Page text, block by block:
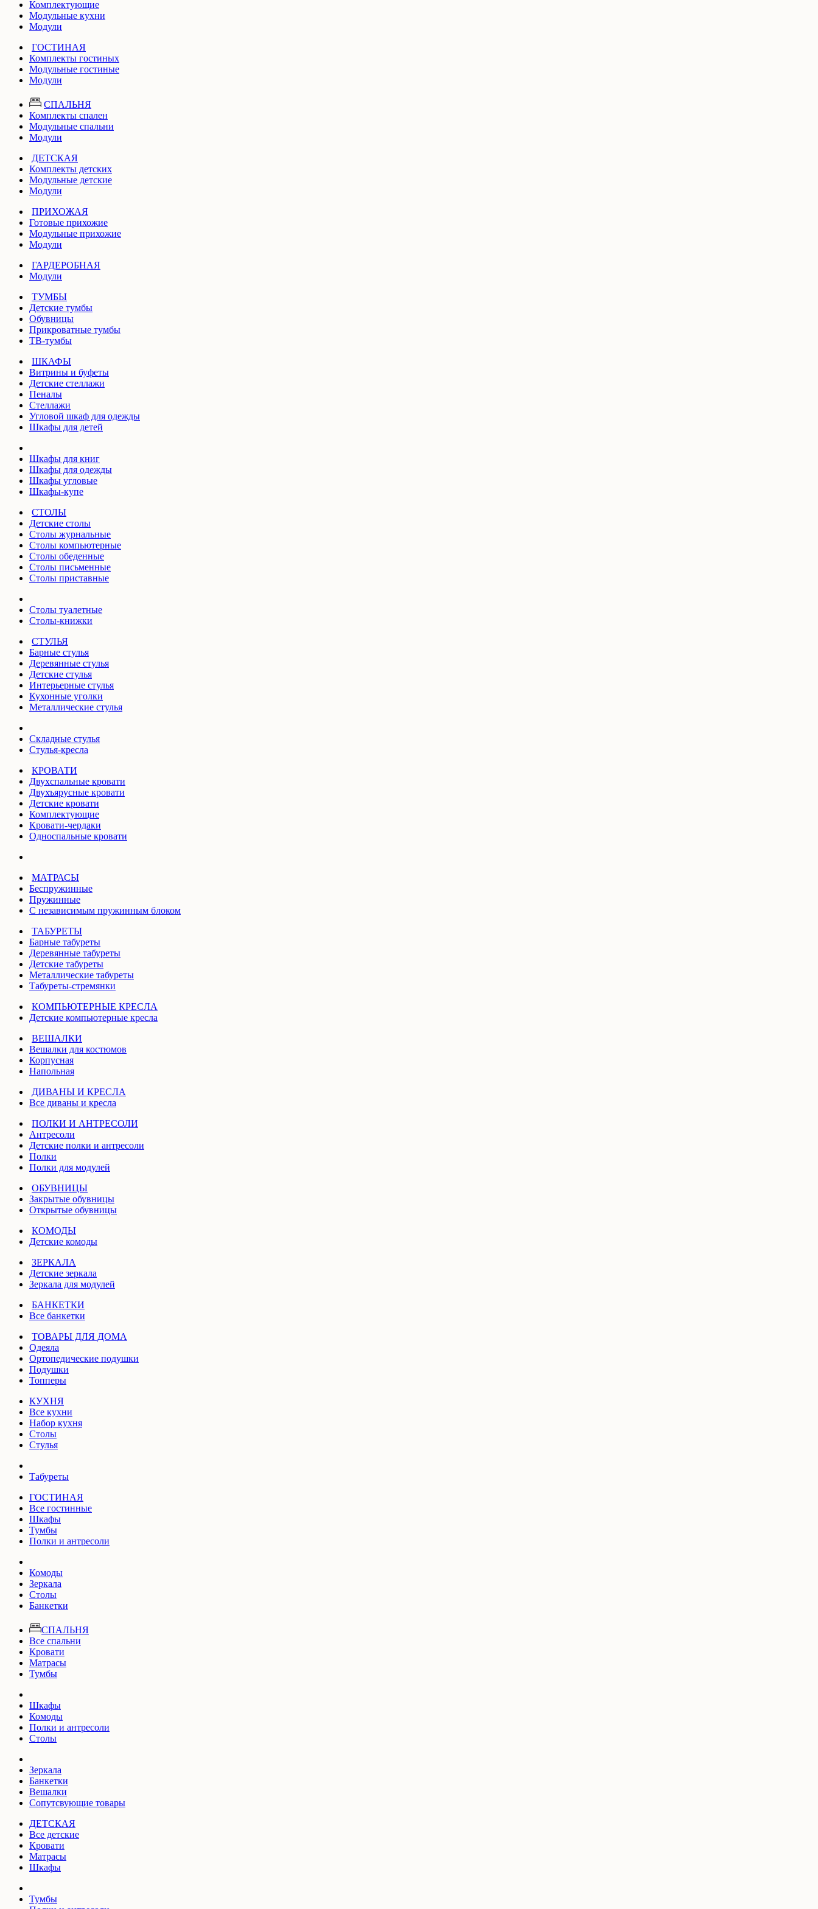
Комплектующие
Модульные кухни
Модули
ГОСТИНАЯ
Комплекты гостиных
Модульные гостиные
Модули
СПАЛЬНЯ
Комплекты спален
Модульные спальни
Модули
ДЕТСКАЯ
Комплекты детских
Модульные детские
Модули
ПРИХОЖАЯ
Готовые прихожие
Модульные прихожие
Модули
ГАРДЕРОБНАЯ
Модули
ТУМБЫ
Детские тумбы
Обувницы
Прикроватные тумбы
ТВ-тумбы
ШКАФЫ
Витрины и буфеты
Детские стеллажи
Пеналы
Стеллажи
Угловой шкаф для одежды
Шкафы для детей
Шкафы для книг
Шкафы для одежды
Шкафы угловые
Шкафы-купе
СТОЛЫ
Детские столы
Столы журнальные
Столы компьютерные
Столы обеденные
Столы письменные
Столы приставные
Столы туалетные
Столы-книжки
СТУЛЬЯ
Барные стулья
Деревянные стулья
Детские стулья
Интерьерные стулья
Кухонные уголки
Металлические стулья
Складные стулья
Стулья-кресла
КРОВАТИ
Двухспальные кровати
Двухъярусные кровати
Детские кровати
Комплектующие
Кровати-чердаки
Односпальные кровати
МАТРАСЫ
Беспружинные
Пружинные
С независимым пружинным блоком
ТАБУРЕТЫ
Барные табуреты
Деревянные табуреты
Детские табуреты
Металлические табуреты
Табуреты-стремянки
КОМПЬЮТЕРНЫЕ КРЕСЛА
Детские компьютерные кресла
ВЕШАЛКИ
Вешалки для костюмов
Корпусная
Напольная
ДИВАНЫ И КРЕСЛА
Все диваны и кресла
ПОЛКИ И АНТРЕСОЛИ
Антресоли
Детские полки и антресоли
Полки
Полки для модулей
ОБУВНИЦЫ
Закрытые обувницы
Открытые обувницы
КОМОДЫ
Детские комоды
ЗЕРКАЛА
Детские зеркала
Зеркала для модулей
БАНКЕТКИ
Все банкетки
ТОВАРЫ ДЛЯ ДОМА
Одеяла
Ортопедические подушки
Подушки
Топперы
КУХНЯ
Все кухни
Набор кухня
Столы
Стулья
Табуреты
ГОСТИНАЯ
Все гостинные
Шкафы
Тумбы
Полки и антресоли
Комоды
Зеркала
Столы
Банкетки
СПАЛЬНЯ
Все спальни
Кровати
Матрасы
Тумбы
Шкафы
Комоды
Полки и антресоли
Столы
Зеркала
Банкетки
Вешалки
Сопутсвующие товары
ДЕТСКАЯ
Все детские
Кровати
Матрасы
Шкафы
Тумбы